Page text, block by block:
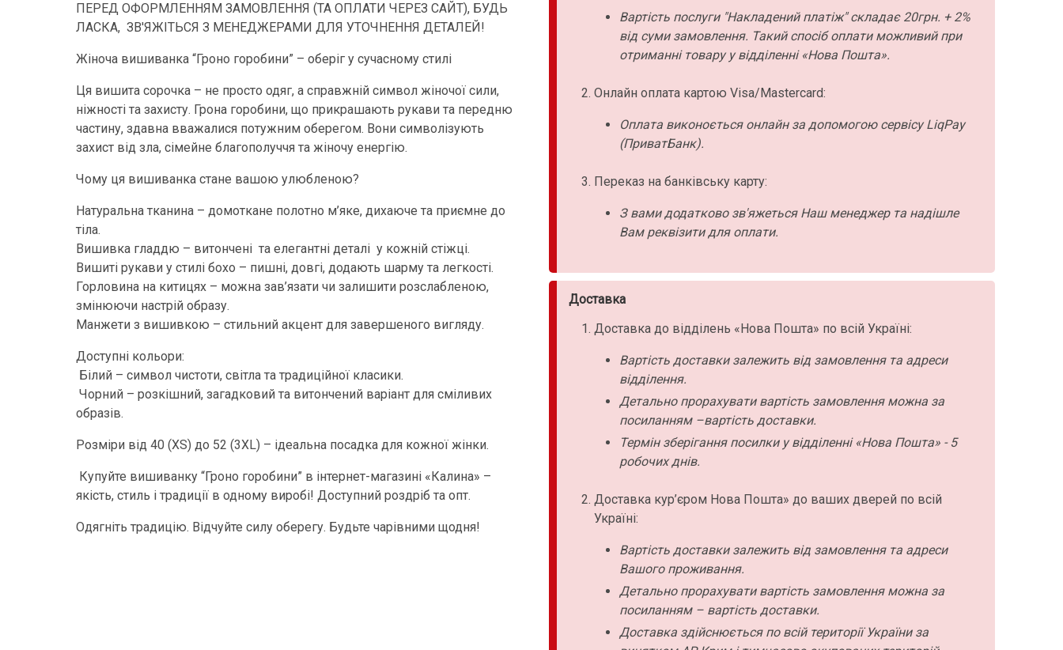
ПЕРЕД ОФОРМЛЕННЯМ ЗАМОВЛЕННЯ (ТА ОПЛАТИ ЧЕРЕЗ САЙТ), БУДЬ
ЛАСКА, ЗВ'ЯЖІТЬСЯ З МЕНЕДЖЕРАМИ ДЛЯ УТОЧНЕННЯ ДЕТАЛЕЙ!
Жіноча вишиванка “Гроно горобини” – оберіг у сучасному стилі
Ця вишита сорочка – не просто одяг, а справжній символ жіночої сили,
ніжності та захисту. Грона горобини, що прикрашають рукави та передню
частину, здавна вважалися потужним оберегом. Вони символізують
захист від зла, сімейне благополуччя та жіночу енергію.
Чому ця вишиванка стане вашою улюбленою?
Натуральна тканина – домоткане полотно м’яке, дихаюче та приємне до
тіла.
Вишивка гладдю – витончені та елегантні деталі у кожній стіжці.
Вишиті рукави у стилі бохо – пишні, довгі, додають шарму та легкості.
Горловина на китицях – можна зав’язати чи залишити розслабленою,
змінюючи настрій образу.
Манжети з вишивкою – стильний акцент для завершеного вигляду.
Доступні кольори:
Білий – символ чистоти, світла та традиційної класики.
Чорний – розкішний, загадковий та витончений варіант для сміливих
образів.
Розміри від 40 (XS) до 52 (3XL) – ідеальна посадка для кожної жінки.
Купуйте вишиванку “Гроно горобини” в інтернет-магазині «Калина» –
якість, стиль і традиції в одному виробі! Доступний роздріб та опт.
Одягніть традицію. Відчуйте силу оберегу. Будьте чарівними щодня!
Вартість послуги "Накладений платіж" складає 20грн. + 2%
від суми замовлення. Такий спосіб оплати можливий при
отриманні товару у відділенні «Нова Пошта».
Онлайн оплата картою Visa/Mastercard:
Оплата виконоється онлайн за допомогою сервісу LiqPay
(ПриватБанк).
Переказ на банківську карту:
З вами додатково зв'яжеться Наш менеджер та надішле
Вам реквізити для оплати.
Доставка
Доставка до відділень «Нова Пошта» по всій Україні:
Вартість доставки залежить від замовлення та адреси
відділення.
Детально прорахувати вартість замовлення можна за
посиланням –вартість доставки.
Термін зберігання посилки у відділенні «Нова Пошта» - 5
робочих днів.
Доставка кур’єром Нова Пошта» до ваших дверей по всій
Україні:
Вартість доставки залежить від замовлення та адреси
Вашого проживання.
Детально прорахувати вартість замовлення можна за
посиланням – вартість доставки.
Доставка здійснюється по всій території України за